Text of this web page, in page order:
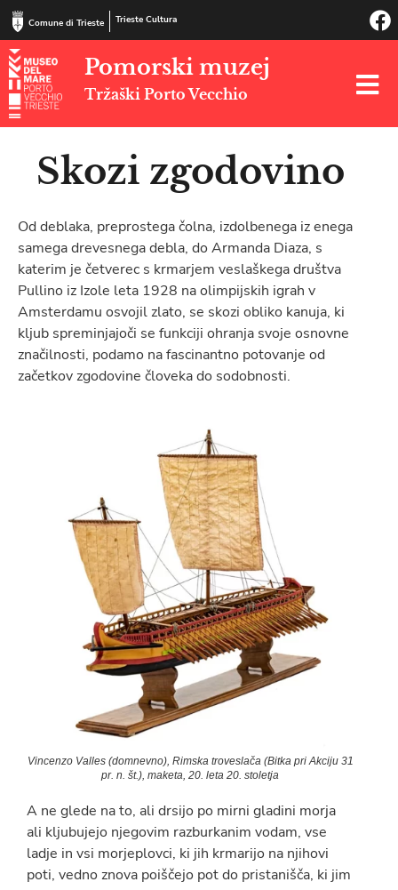
Comune di Trieste Trieste Cultura
Pomorski muzej
Tržaški Porto Vecchio
Skozi zgodovino
Od deblaka, preprostega čolna, izdolbenega iz enega
samega drevesnega debla, do Armanda Diaza, s
katerim je četverec s krmarjem veslaškega društva
Pullino iz Izole leta 1928 na olimpijskih igrah v
Amsterdamu osvojil zlato, se skozi obliko kanuja, ki
kljub spreminjajoči se funkciji ohranja svoje osnovne
značilnosti, podamo na fascinantno potovanje od
začetkov zgodovine človeka do sodobnosti.
Vincenzo Valles (domnevno), Rimska troveslača (Bitka pri Akciju 31
pr. n. št.), maketa, 20. leta 20. stoletja
A ne glede na to, ali drsijo po mirni gladini morja
ali kljubujejo njegovim razburkanim vodam, vse
ladje in vsi morjeplovci, ki jih krmarijo na njihovi
poti, vedno znova poiščejo pot do pristanišča, ki jim